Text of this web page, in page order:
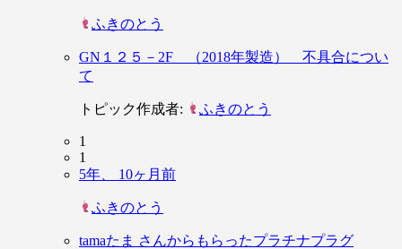
ふきのとう
GN１２５－2F （2018年製造） 不具合につい
て
トピック作成者: ふきのとう
1
1
5年、 10ヶ月前
ふきのとう
tamaたま さんからもらったプラチナプラグ